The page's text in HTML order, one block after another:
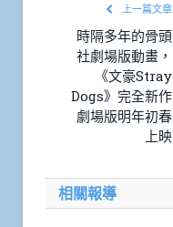
上一篇文章
時隔多年的骨頭
社劇場版動畫，
《文豪Stray
Dogs》完全新作
劇場版明年初春
上映
相關報導